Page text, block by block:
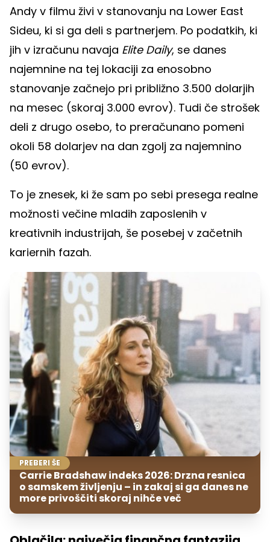
Andy v filmu živi v stanovanju na Lower East
Sideu, ki si ga deli s partnerjem. Po podatkih, ki
jih v izračunu navaja Elite Daily, se danes
najemnine na tej lokaciji za enosobno
stanovanje začnejo pri približno 3.500 dolarjih
na mesec (skoraj 3.000 evrov). Tudi če strošek
deli z drugo osebo, to preračunano pomeni
okoli 58 dolarjev na dan zgolj za najemnino
(50 evrov).
To je znesek, ki že sam po sebi presega realne
možnosti večine mladih zaposlenih v
kreativnih industrijah, še posebej v začetnih
kariernih fazah.
PREBERI ŠE
Carrie Bradshaw indeks 2026: Drzna resnica
o samskem življenju – in zakaj si ga danes ne
more privoščiti skoraj nihče več